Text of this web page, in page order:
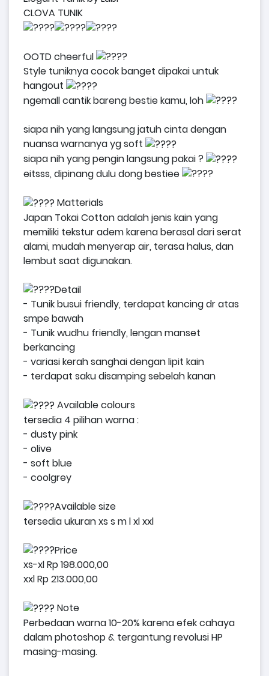
CLOVA TUNIK
OOTD cheerful
Style tuniknya cocok banget dipakai untuk
hangout
ngemall cantik bareng bestie kamu, loh
siapa nih yang langsung jatuh cinta dengan
nuansa warnanya yg soft
siapa nih yang pengin langsung pakai ?
eitsss, dipinang dulu dong bestiee
Matterials
Japan Tokai Cotton adalah jenis kain yang
memiliki tekstur adem karena berasal dari serat
alami, mudah menyerap air, terasa halus, dan
lembut saat digunakan.
Detail
- Tunik busui friendly, terdapat kancing dr atas
smpe bawah
- Tunik wudhu friendly, lengan manset
berkancing
- variasi kerah sanghai dengan lipit kain
- terdapat saku disamping sebelah kanan
Available colours
tersedia 4 pilihan warna :
- dusty pink
- olive
- soft blue
- coolgrey
Available size
tersedia ukuran xs s m l xl xxl
Price
xs-xl Rp 198.000,00
xxl Rp 213.000,00
Note
Perbedaan warna 10-20% karena efek cahaya
dalam photoshop & tergantung revolusi HP
masing-masing.